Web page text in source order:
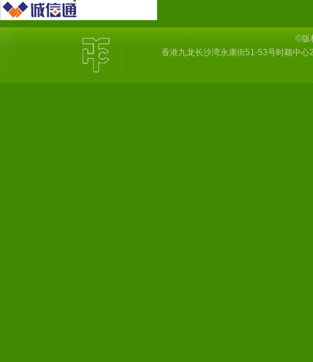
©版
香港九龙长沙湾永康街51-53号时颖中